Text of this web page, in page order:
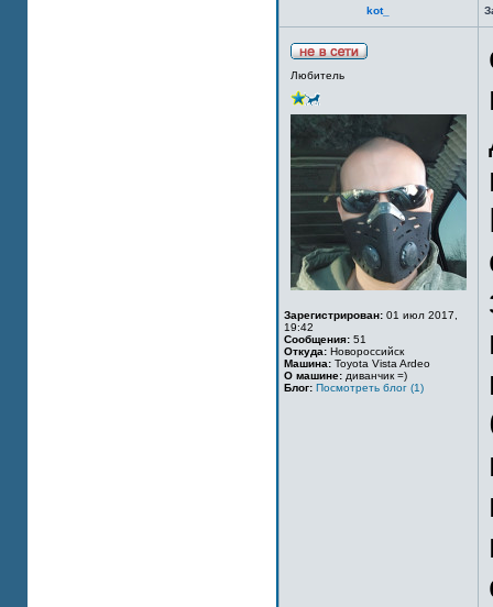
kot_
Любитель
Зарегистрирован: 01 июл 2017,
19:42
Сообщения: 51
Откуда: Новороссийск
Машина: Toyota Vista Ardeo
О машине: диванчик =)
Блог: Посмотреть блог (1)